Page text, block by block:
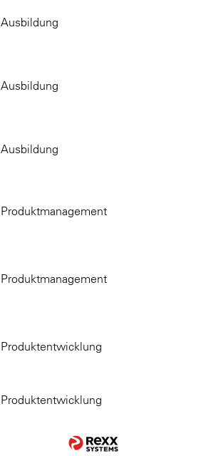
Ausbildung
Ausbildung
Ausbildung
Produktmanagement
Produktmanagement
Produktentwicklung
Produktentwicklung